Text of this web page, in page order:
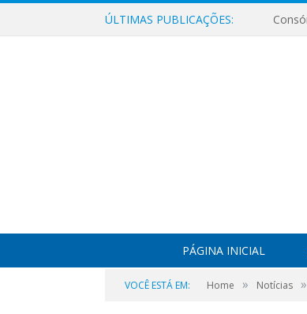
ÚLTIMAS PUBLICAÇÕES:
PÁGINA INICIAL
VOCÊ ESTÁ EM: Home » Notícias »